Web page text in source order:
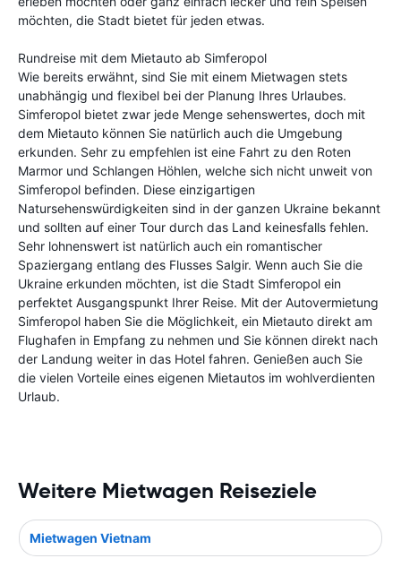
möchten, die Stadt bietet für jeden etwas.
Rundreise mit dem Mietauto ab Simferopol
Wie bereits erwähnt, sind Sie mit einem Mietwagen stets
unabhängig und flexibel bei der Planung Ihres Urlaubes.
Simferopol bietet zwar jede Menge sehenswertes, doch mit
dem Mietauto können Sie natürlich auch die Umgebung
erkunden. Sehr zu empfehlen ist eine Fahrt zu den Roten
Marmor und Schlangen Höhlen, welche sich nicht unweit von
Simferopol befinden. Diese einzigartigen
Natursehenswürdigkeiten sind in der ganzen Ukraine bekannt
und sollten auf einer Tour durch das Land keinesfalls fehlen.
Sehr lohnenswert ist natürlich auch ein romantischer
Spaziergang entlang des Flusses Salgir. Wenn auch Sie die
Ukraine erkunden möchten, ist die Stadt Simferopol ein
perfektet Ausgangspunkt Ihrer Reise. Mit der Autovermietung
Simferopol haben Sie die Möglichkeit, ein Mietauto direkt am
Flughafen in Empfang zu nehmen und Sie können direkt nach
der Landung weiter in das Hotel fahren. Genießen auch Sie
die vielen Vorteile eines eigenen Mietautos im wohlverdienten
Urlaub.
Weitere Mietwagen Reiseziele
Mietwagen Vietnam